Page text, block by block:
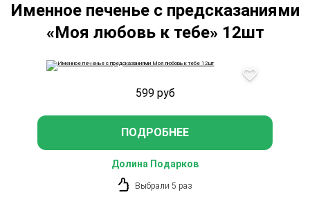
Именное печенье с предсказаниями
«Моя любовь к тебе» 12шт
599 руб
ПОДРОБНЕЕ
Долина Подарков
Выбрали 5 раз